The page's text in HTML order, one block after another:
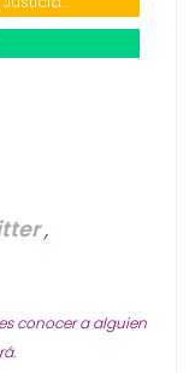
,
conocer a alguien